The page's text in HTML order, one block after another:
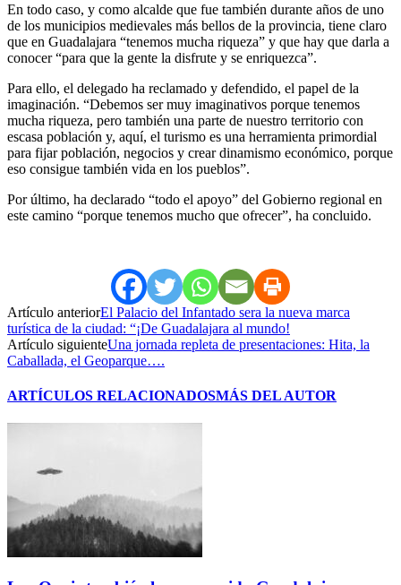
En todo caso, y como alcalde que fue también durante años de uno
de los municipios medievales más bellos de la provincia, tiene claro
que en Guadalajara “tenemos mucha riqueza” y que hay que darla a
conocer “para que la gente la disfrute y se enriquezca”.
Para ello, el delegado ha reclamado y defendido, el papel de la
imaginación. “Debemos ser muy imaginativos porque tenemos
mucha riqueza, pero también una parte de nuestro territorio con
escasa población y, aquí, el turismo es una herramienta primordial
para fijar población, negocios y crear dinamismo económico, porque
eso consigue también vida en los pueblos”.
Por último, ha declarado “todo el apoyo” del Gobierno regional en
este camino “porque tenemos mucho que ofrecer”, ha concluido.
Artículo anteriorEl Palacio del Infantado sera la nueva marca
turística de la ciudad: “¡De Guadalajara al mundo!
Artículo siguienteUna jornada repleta de presentaciones: Hita, la
Caballada, el Geoparque….
ARTÍCULOS RELACIONADOSMÁS DEL AUTOR